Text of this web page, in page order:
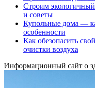
Строим
и советы
Купольные дома —
особенности
Как обезопасить
очистки воздуха
Информационный сайт о